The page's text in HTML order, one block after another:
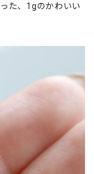
た、1gのかわいい